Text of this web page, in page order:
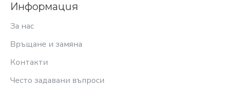
Информация
За нас
Връщане и замяна
Контакти
Често задавани въпроси